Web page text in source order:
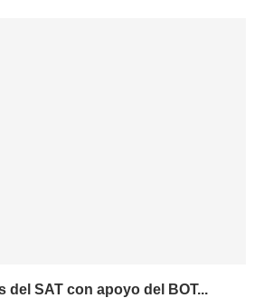
del SAT con apoyo del BOT...